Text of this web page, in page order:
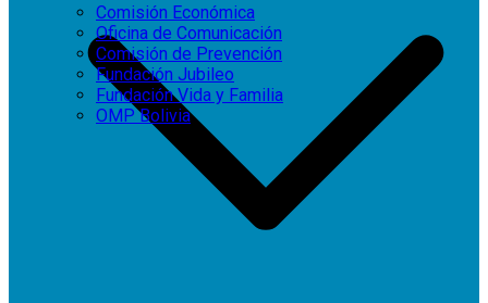
Comisión Económica
Oficina de Comunicación
Comisión de Prevención
Fundación Jubileo
Fundación Vida y Familia
OMP Bolivia